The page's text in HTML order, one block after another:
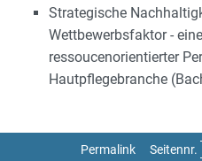
Strategische
Wettbewerbsfaktor -
ressoucenorientierter
Hautpflegebranche
Permalink Seitennr.